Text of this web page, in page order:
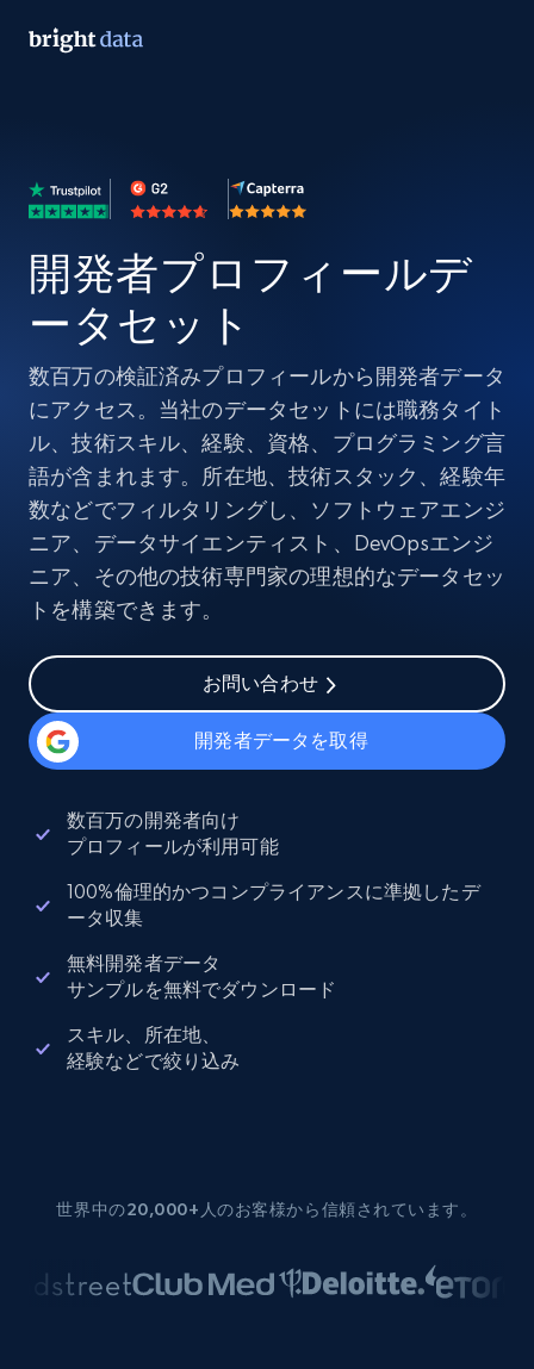
開発者プロフィールデ
ータセット
数百万の検証済みプロフィールから開発者データ
にアクセス。当社のデータセットには職務タイト
ル、技術スキル、経験、資格、プログラミング言
語が含まれます。所在地、技術スタック、経験年
数などでフィルタリングし、ソフトウェアエンジ
ニア、データサイエンティスト、DevOpsエンジ
ニア、その他の技術専門家の理想的なデータセッ
トを構築できます。
お問い合わせ
開発者データを取得
数百万の開発者向け
プロフィールが利用可能
100%倫理的かつコンプライアンスに準拠したデ
ータ収集
無料開発者データ
サンプルを無料でダウンロード
スキル、所在地、
経験などで絞り込み
世界中の20,000+人のお客様から信頼されています。